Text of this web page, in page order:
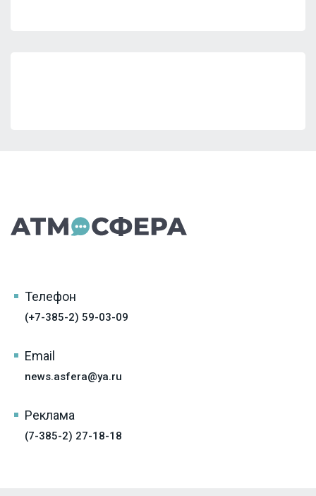
Телефон
(+7-385-2) 59-03-09
Email
news.asfera@ya.ru
Реклама
(7-385-2) 27-18-18